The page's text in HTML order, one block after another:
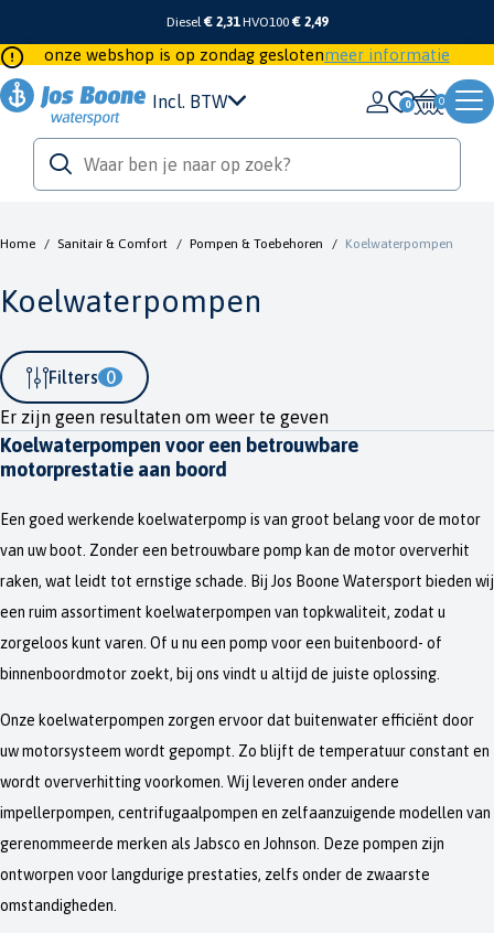
Diesel€ 2,31 HVO100 € 2,49
onze webshop is op zondag geslotenmeer informatie
Incl. BTW 0
Home / Sanitair & Comfort / Pompen & Toebehoren / Koelwaterpompen
Koelwaterpompen
Filters 0
Er zijn geen resultaten om weer te geven
Koelwaterpompen voor een betrouwbare
motorprestatie aan boord
Een goed werkende koelwaterpomp is van groot belang voor de motor
van uw boot. Zonder een betrouwbare pomp kan de motor oververhit
raken, wat leidt tot ernstige schade. Bij Jos Boone Watersport bieden wij
een ruim assortiment koelwaterpompen van topkwaliteit, zodat u
zorgeloos kunt varen. Of u nu een pomp voor een buitenboord- of
binnenboordmotor zoekt, bij ons vindt u altijd de juiste oplossing.
Onze koelwaterpompen zorgen ervoor dat buitenwater efficiënt door
uw motorsysteem wordt gepompt. Zo blijft de temperatuur constant en
wordt oververhitting voorkomen. Wij leveren onder andere
impellerpompen, centrifugaalpompen en zelfaanzuigende modellen van
gerenommeerde merken als Jabsco en Johnson. Deze pompen zijn
ontworpen voor langdurige prestaties, zelfs onder de zwaarste
omstandigheden.